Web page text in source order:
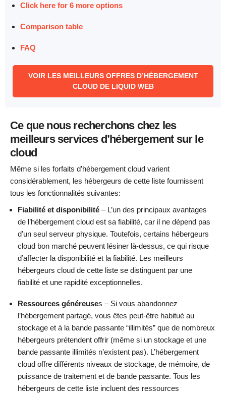
Click here for 6 more options
Comparison table
FAQ
VOIR LES MEILLEURS OFFRES D’HÉBERGEMENT
CLOUD DE LIQUID WEB
Ce que nous recherchons chez les
meilleurs services d’hébergement sur le
cloud
Même si les forfaits d’hébergement cloud varient
considérablement, les hébergeurs de cette liste fournissent
tous les fonctionnalités suivantes:
Fiabilité et disponibilité – L’un des principaux avantages
de l’hébergement cloud est sa fiabilité, car il ne dépend pas
d’un seul serveur physique. Toutefois, certains hébergeurs
cloud bon marché peuvent lésiner là-dessus, ce qui risque
d’affecter la disponibilité et la fiabilité. Les meilleurs
hébergeurs cloud de cette liste se distinguent par une
fiabilité et une rapidité exceptionnelles.
Ressources généreuses – Si vous abandonnez
l’hébergement partagé, vous êtes peut-être habitué au
stockage et à la bande passante “illimités” que de nombreux
hébergeurs prétendent offrir (même si un stockage et une
bande passante illimités n’existent pas). L’hébergement
cloud offre différents niveaux de stockage, de mémoire, de
puissance de traitement et de bande passante. Tous les
hébergeurs de cette liste incluent des ressources